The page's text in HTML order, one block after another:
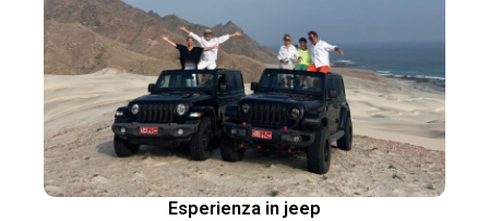
Esperienza in jeep